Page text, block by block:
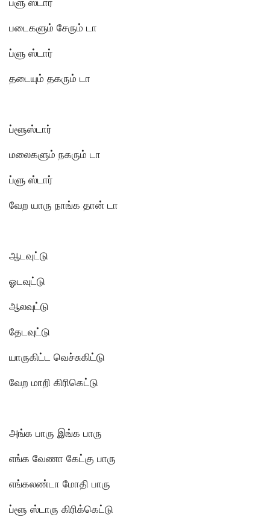
படைகளும் சேரும் டா
ப்ளு ஸ்டார்
தடையும் தகரும் டா
ப்ளூஸ்டார்
மலைகளும் நகரும் டா
ப்ளு ஸ்டார்
வேற யாரு நாங்க தான் டா
ஆடவுட்டு
ஓடவுட்டு
ஆலவுட்டு
தேடவுட்டு
யாருகிட்ட வெச்சுகிட்டு
வேற மாறி கிரிகெட்டு
அங்க பாரு இங்க பாரு
எங்க வேணா கேட்கு பாரு
எங்கலண்டா மோதி பாரு
ப்ளூ ஸ்டாரு கிரிக்கெட்டு